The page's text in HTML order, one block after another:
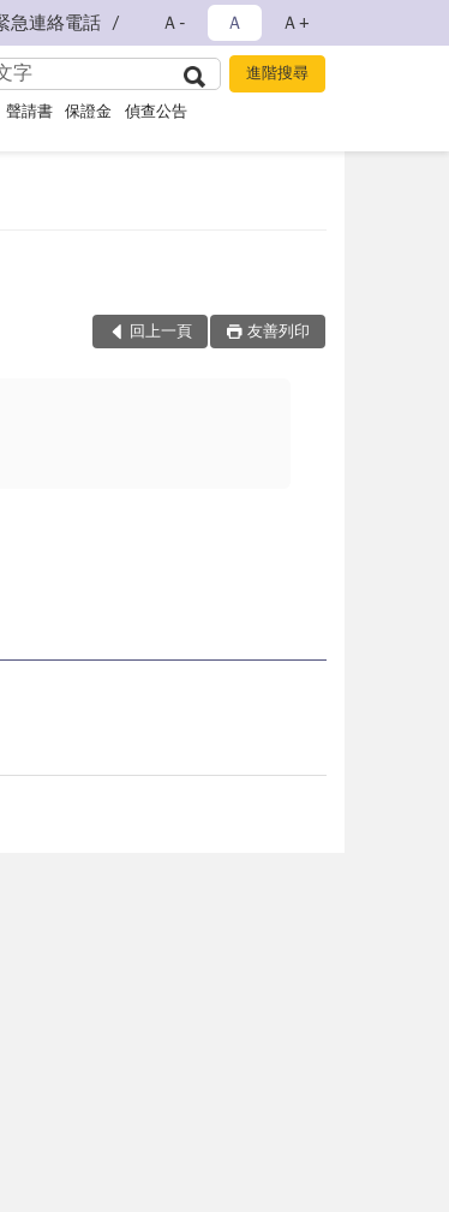
急連絡電話 Ａ- Ａ Ａ+
聲請書 保證金 偵查公告
回上一頁 友善列印